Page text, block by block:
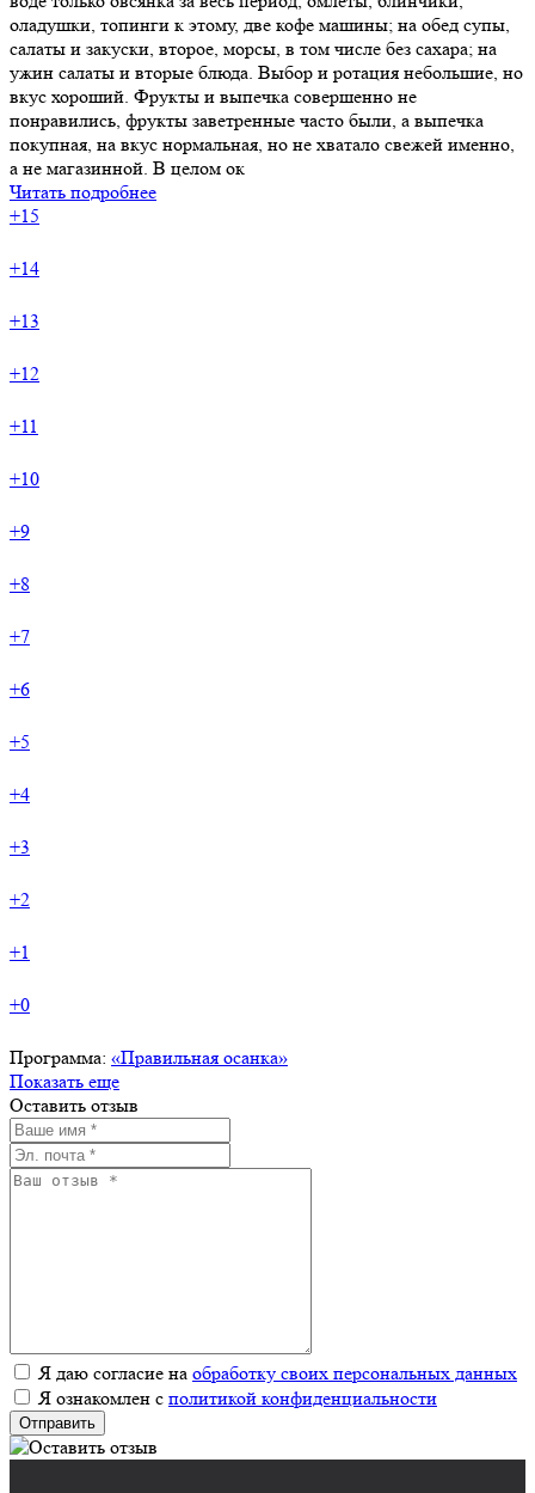
оладушки, топинги к этому, две кофе машины; на обед супы,
салаты и закуски, второе, морсы, в том числе без сахара; на
ужин салаты и вторые блюда. Выбор и ротация небольшие, но
вкус хороший. Фрукты и выпечка совершенно не
понравились, фрукты заветренные часто были, а выпечка
покупная, на вкус нормальная, но не хватало свежей именно,
а не магазинной. В целом ок
Читать подробнее
+15
+14
+13
+12
+11
+10
+9
+8
+7
+6
+5
+4
+3
+2
+1
+0
Программа: «Правильная осанка»
Показать еще
Оставить отзыв
Я даю согласие на обработку своих персональных данных
Я ознакомлен с политикой конфиденциальности
Отправить